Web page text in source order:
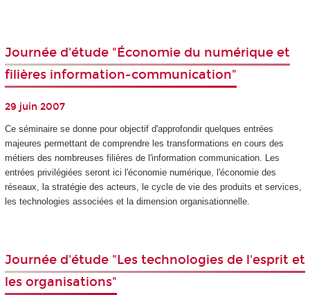
Journée d'étude "Économie du numérique et
filières information-communication"
29 juin 2007
Ce séminaire se donne pour objectif d'approfondir quelques entrées
majeures permettant de comprendre les transformations en cours des
métiers des nombreuses filières de l'information communication. Les
entrées privilégiées seront ici l'économie numérique, l'économie des
réseaux, la stratégie des acteurs, le cycle de vie des produits et services,
les technologies associées et la dimension organisationnelle.
Journée d'étude "Les technologies de l'esprit et
les organisations"